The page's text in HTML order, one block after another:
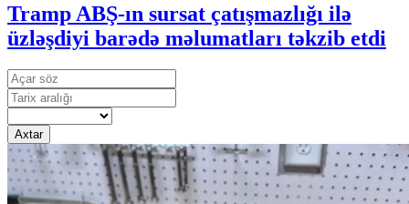
Tramp ABŞ-ın sursat çatışmazlığı ilə
üzləşdiyi barədə məlumatları təkzib etdi
Axtar